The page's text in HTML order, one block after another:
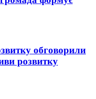
обговорили
розвитку